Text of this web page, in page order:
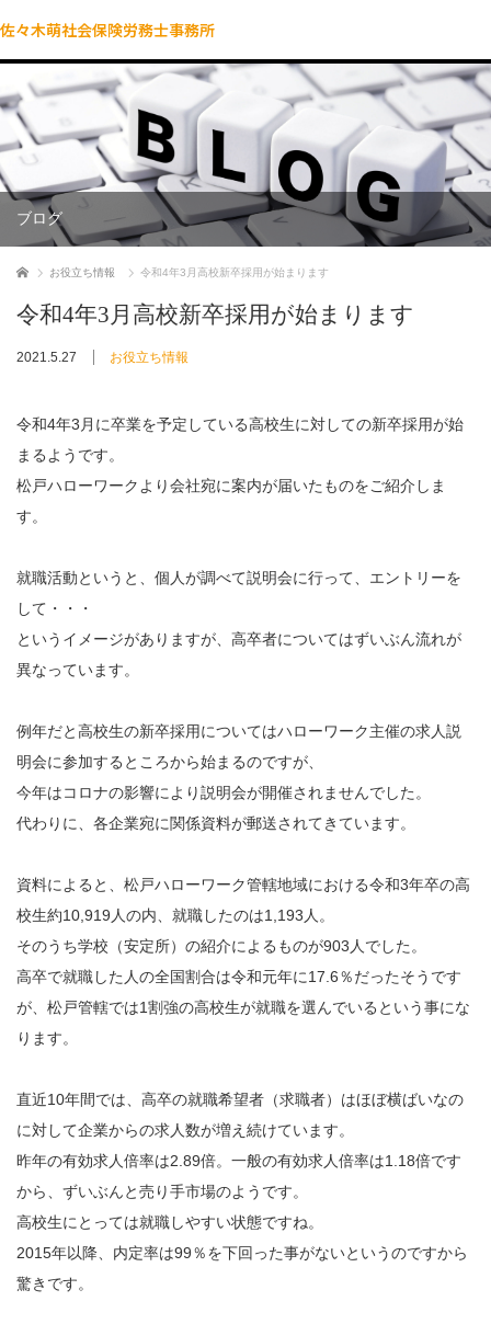
佐々木萌社会保険労務士事務所
ブログ
ホーム お役立ち情報 令和4年3月高校新卒採用が始まります
令和4年3月高校新卒採用が始まります
2021.5.27 お役立ち情報
令和4年3月に卒業を予定している高校生に対しての新卒採用が始
まるようです。
松戸ハローワークより会社宛に案内が届いたものをご紹介しま
す。
就職活動というと、個人が調べて説明会に行って、エントリーを
して・・・
というイメージがありますが、高卒者についてはずいぶん流れが
異なっています。
例年だと高校生の新卒採用についてはハローワーク主催の求人説
明会に参加するところから始まるのですが、
今年はコロナの影響により説明会が開催されませんでした。
代わりに、各企業宛に関係資料が郵送されてきています。
資料によると、松戸ハローワーク管轄地域における令和3年卒の高
校生約10,919人の内、就職したのは1,193人。
そのうち学校（安定所）の紹介によるものが903人でした。
高卒で就職した人の全国割合は令和元年に17.6％だったそうです
が、松戸管轄では1割強の高校生が就職を選んでいるという事にな
ります。
直近10年間では、高卒の就職希望者（求職者）はほぼ横ばいなの
に対して企業からの求人数が増え続けています。
昨年の有効求人倍率は2.89倍。一般の有効求人倍率は1.18倍です
から、ずいぶんと売り手市場のようです。
高校生にとっては就職しやすい状態ですね。
2015年以降、内定率は99％を下回った事がないというのですから
驚きです。